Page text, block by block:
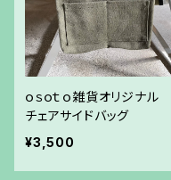
ｏｓｏｔｏ雑貨オリジナル
チェアサイドバッグ
¥3,500